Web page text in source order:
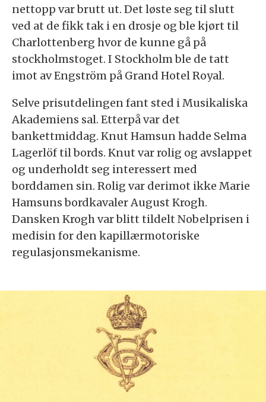
nettopp var brutt ut. Det løste seg til slutt
ved at de fikk tak i en drosje og ble kjørt til
Charlottenberg hvor de kunne gå på
stockholmstoget. I Stockholm ble de tatt
imot av Engström på Grand Hotel Royal.
Selve prisutdelingen fant sted i Musikaliska
Akademiens sal. Etterpå var det
bankettmiddag. Knut Hamsun hadde Selma
Lagerlöf til bords. Knut var rolig og avslappet
og underholdt seg interessert med
borddamen sin. Rolig var derimot ikke Marie
Hamsuns bordkavaler August Krogh.
Dansken Krogh var blitt tildelt Nobelprisen i
medisin for den kapillærmotoriske
regulasjonsmekanisme.